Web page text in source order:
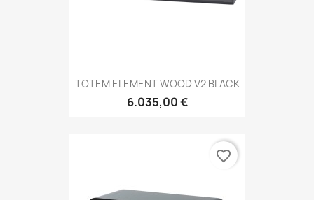
TOTEM ELEMENT WOOD V2 BLACK
6.035,00 €
favorite_border